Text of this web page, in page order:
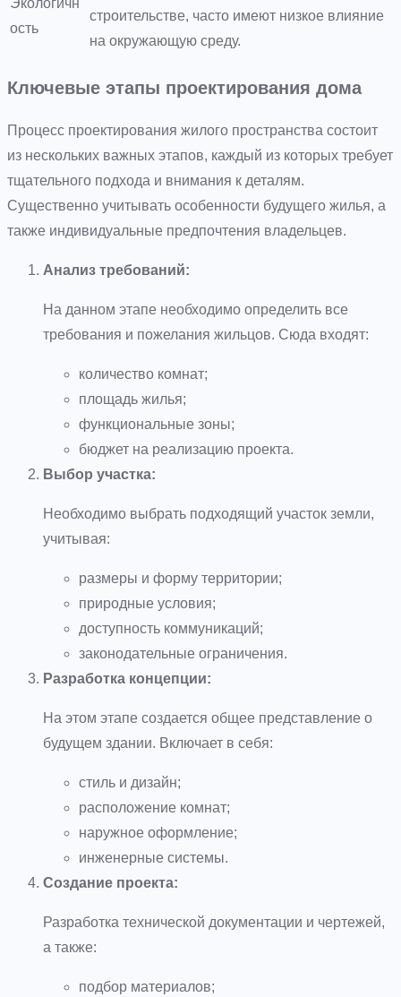
ость
строительстве, часто имеют низкое влияние
на окружающую среду.
Ключевые этапы проектирования дома
Процесс проектирования жилого пространства состоит
из нескольких важных этапов, каждый из которых требует
тщательного подхода и внимания к деталям.
Существенно учитывать особенности будущего жилья, а
также индивидуальные предпочтения владельцев.
Анализ требований:
На данном этапе необходимо определить все
требования и пожелания жильцов. Сюда входят:
количество комнат;
площадь жилья;
функциональные зоны;
бюджет на реализацию проекта.
Выбор участка:
Необходимо выбрать подходящий участок земли,
учитывая:
размеры и форму территории;
природные условия;
доступность коммуникаций;
законодательные ограничения.
Разработка концепции:
На этом этапе создается общее представление о
будущем здании. Включает в себя:
стиль и дизайн;
расположение комнат;
наружное оформление;
инженерные системы.
Создание проекта:
Разработка технической документации и чертежей,
а также:
подбор материалов;